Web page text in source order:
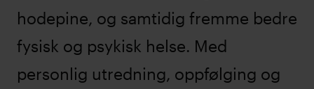
hodepine, og samtidig fremme bedre
fysisk og psykisk helse. Med
personlig utredning, oppfølging og